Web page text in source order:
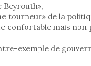
Beyrouth»,
tourneur» de la
confortable mais non
exemple de